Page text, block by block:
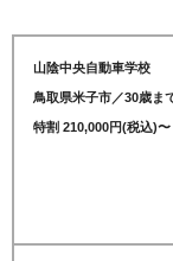
山陰中央自動車学校
鳥取県米子市／30歳ま
特割 210,000円(税込)〜